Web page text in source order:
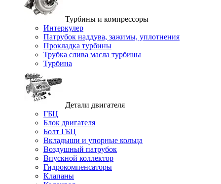
Турбины и компрессоры
Интеркулер
Патрубок наддува, зажимы, уплотнения
Прокладка турбины
Трубка слива масла турбины
Турбина
Детали двигателя
ГБЦ
Блок двигателя
Болт ГБЦ
Вкладыши и упорные кольца
Воздушный патрубок
Впускной коллектор
Гидрокомпенсаторы
Клапаны